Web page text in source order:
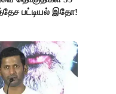
பட்டியல் இதோ!